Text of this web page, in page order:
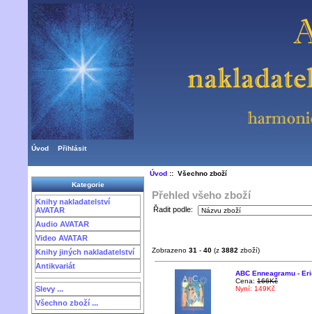
Úvod Přihlásit
Kategorie
Knihy nakladatelství
AVATAR
Audio AVATAR
Video AVATAR
Knihy jiných nakladatelství
Antikvariát
Slevy ...
Všechno zboží ...
Úvod:: Všechno zboží
Přehled všeho zboží
Řadit podle:
Zobrazeno 31 - 40 (z 3882 zboží)
ABC Enneagramu -
Cena: 166Kč
Nyní: 149Kč